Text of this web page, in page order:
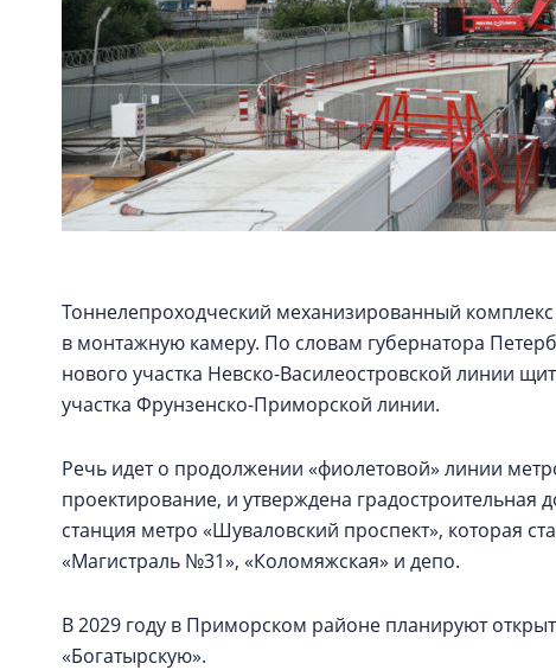
Тоннелепроходческий механизированный
в монтажную камеру. По словам губернатора
нового участка Невско-Василеостровской линии
участка Фрунзенско-Приморской линии.
Речь идет о продолжении «фиолетовой» линии
проектирование, и утверждена градостроительная
станция метро «Шуваловский проспект», которая
«Магистраль №31», «Коломяжская» и депо.
В 2029 году в Приморском районе планируют
«Богатырскую».